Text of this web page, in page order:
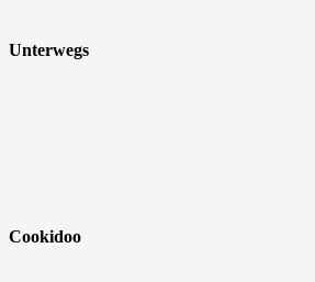
Unterwegs
Cookidoo